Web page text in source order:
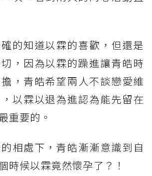
的知道以霖的喜歡，但還是
，因為以霖的躁進讓青皓時
，青皓希望兩人不談戀愛維
以霖以退為進認為能先留在
重要的。
相處下，青皓漸漸意識到自
時候以霖竟然懷孕了？！